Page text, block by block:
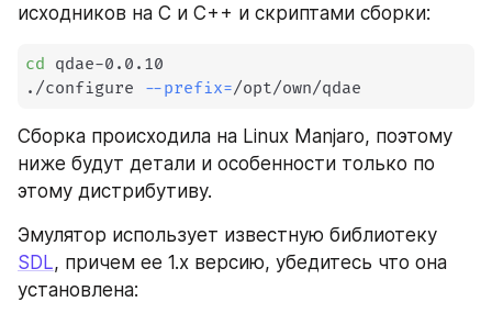
исходников на C и C++ и скриптами сборки:
cd qdae-0.0.10
./configure --prefix=/opt/own/qdae
Сборка происходила на Linux Manjaro, поэтому
ниже будут детали и особенности только по
этому дистрибутиву.
SDL, причем ее 1.х версию, убедитесь что она
установлена: